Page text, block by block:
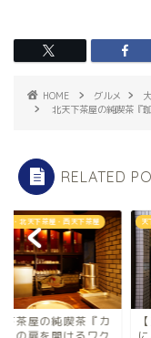
HOME グルメ
北天下茶屋の純喫茶『
RELATED
屋・北天下茶屋・西天下茶屋
りたての魅力がそこ
天